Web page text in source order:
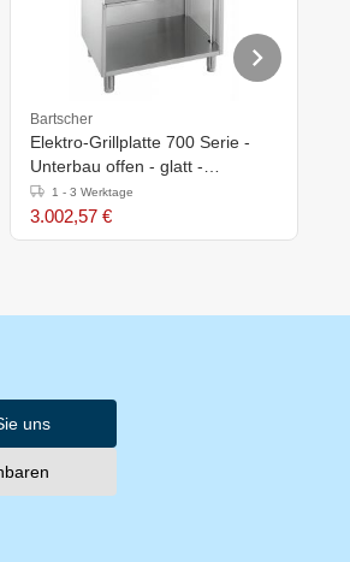
Bartscher
Elektro-Grillplatte 700 Serie -
Unterbau offen - glatt -
800x700x(h)850-900mm
1 - 3 Werktage
3.002,57 €
uns